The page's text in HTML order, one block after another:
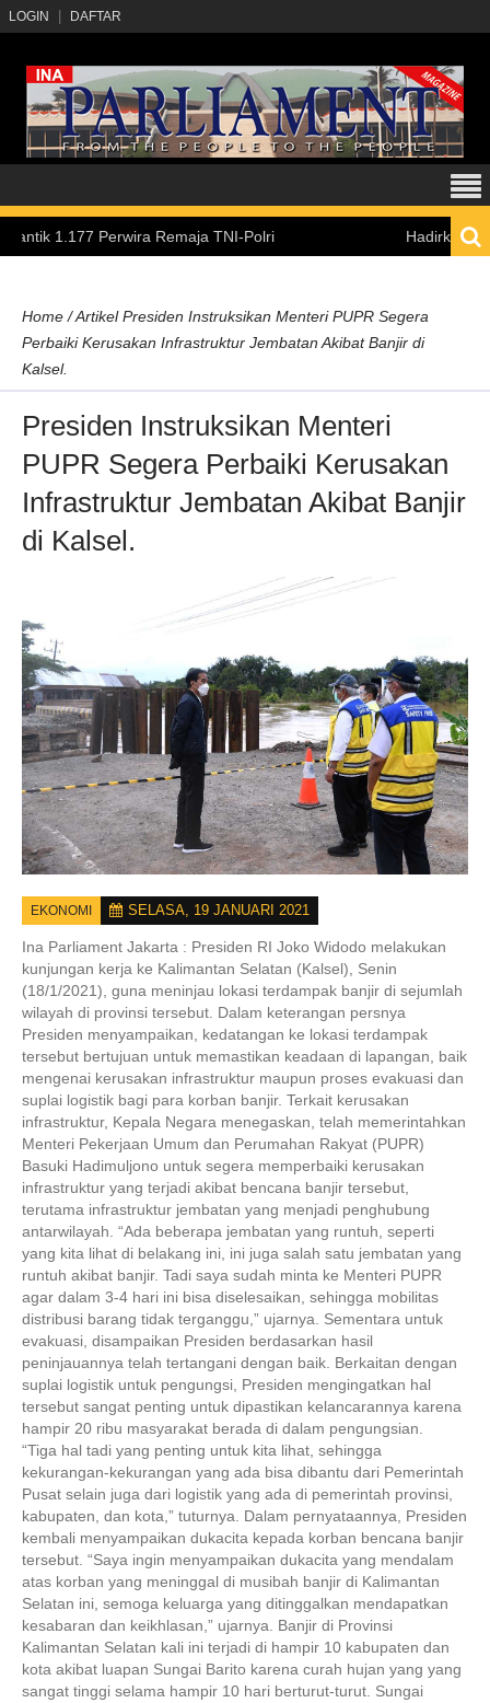
LOGIN DAFTAR
Perwira Remaja TNI-Polri Hadirkan
Home /Artikel Presiden Instruksikan Menteri PUPR Segera
Perbaiki Kerusakan Infrastruktur Jembatan Akibat Banjir di
Kalsel.
Presiden Instruksikan Menteri
PUPR Segera Perbaiki Kerusakan
Infrastruktur Jembatan Akibat Banjir
di Kalsel.
EKONOMI SELASA, 19 JANUARI 2021
Ina Parliament Jakarta : Presiden RI Joko Widodo melakukan
kunjungan kerja ke Kalimantan Selatan (Kalsel), Senin
(18/1/2021), guna meninjau lokasi terdampak banjir di sejumlah
wilayah di provinsi tersebut. Dalam keterangan persnya
Presiden menyampaikan, kedatangan ke lokasi terdampak
tersebut bertujuan untuk memastikan keadaan di lapangan, baik
mengenai kerusakan infrastruktur maupun proses evakuasi dan
suplai logistik bagi para korban banjir. Terkait kerusakan
infrastruktur, Kepala Negara menegaskan, telah memerintahkan
Menteri Pekerjaan Umum dan Perumahan Rakyat (PUPR)
Basuki Hadimuljono untuk segera memperbaiki kerusakan
infrastruktur yang terjadi akibat bencana banjir tersebut,
terutama infrastruktur jembatan yang menjadi penghubung
antarwilayah. “Ada beberapa jembatan yang runtuh, seperti
yang kita lihat di belakang ini, ini juga salah satu jembatan yang
runtuh akibat banjir. Tadi saya sudah minta ke Menteri PUPR
agar dalam 3-4 hari ini bisa diselesaikan, sehingga mobilitas
distribusi barang tidak terganggu,” ujarnya. Sementara untuk
evakuasi, disampaikan Presiden berdasarkan hasil
peninjauannya telah tertangani dengan baik. Berkaitan dengan
suplai logistik untuk pengungsi, Presiden mengingatkan hal
tersebut sangat penting untuk dipastikan kelancarannya karena
hampir 20 ribu masyarakat berada di dalam pengungsian.
“Tiga hal tadi yang penting untuk kita lihat, sehingga
kekurangan-kekurangan yang ada bisa dibantu dari Pemerintah
Pusat selain juga dari logistik yang ada di pemerintah provinsi,
kabupaten, dan kota,” tuturnya. Dalam pernyataannya, Presiden
kembali menyampaikan dukacita kepada korban bencana banjir
tersebut. “Saya ingin menyampaikan dukacita yang mendalam
atas korban yang meninggal di musibah banjir di Kalimantan
Selatan ini, semoga keluarga yang ditinggalkan mendapatkan
kesabaran dan keikhlasan,” ujarnya. Banjir di Provinsi
Kalimantan Selatan kali ini terjadi di hampir 10 kabupaten dan
kota akibat luapan Sungai Barito karena curah hujan yang yang
sangat tinggi selama hampir 10 hari berturut-turut. Sungai